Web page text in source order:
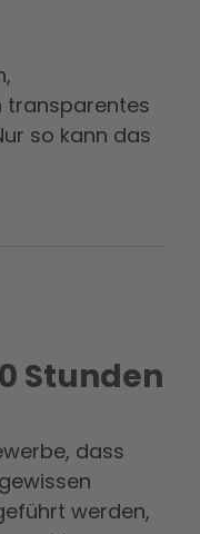
transparentes
so kann das
Stunden
dass
werden,